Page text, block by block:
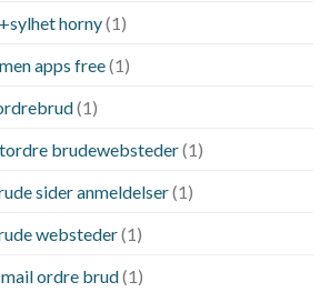
horny(1)
apps free(1)
(1)
brudewebsteder(1)
sider anmeldelser(1)
websteder(1)
ordre brud(1)